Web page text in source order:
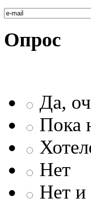
Опрос
Да,
Пока
Нет
Нет и